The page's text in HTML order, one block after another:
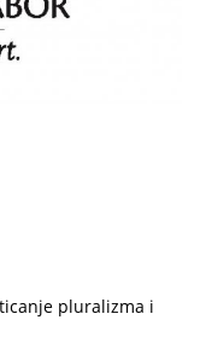
pluralizma i